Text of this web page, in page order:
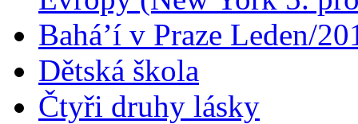
Bahá’í v Praze Leden/
Dětská škola
Čtyři druhy lásky